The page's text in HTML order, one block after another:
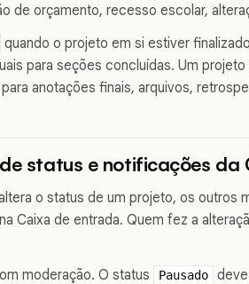
de orçamento, recesso escolar,
quando o projeto em si estiver
para seções concluídas. Um
anotações finais, arquivos,
status e notificações da
o status de um projeto, os
Caixa de entrada. Quem fez a
moderação. O status
Pausado